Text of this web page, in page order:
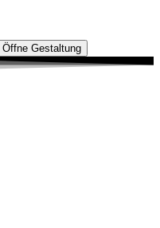
Öffne Gestaltung